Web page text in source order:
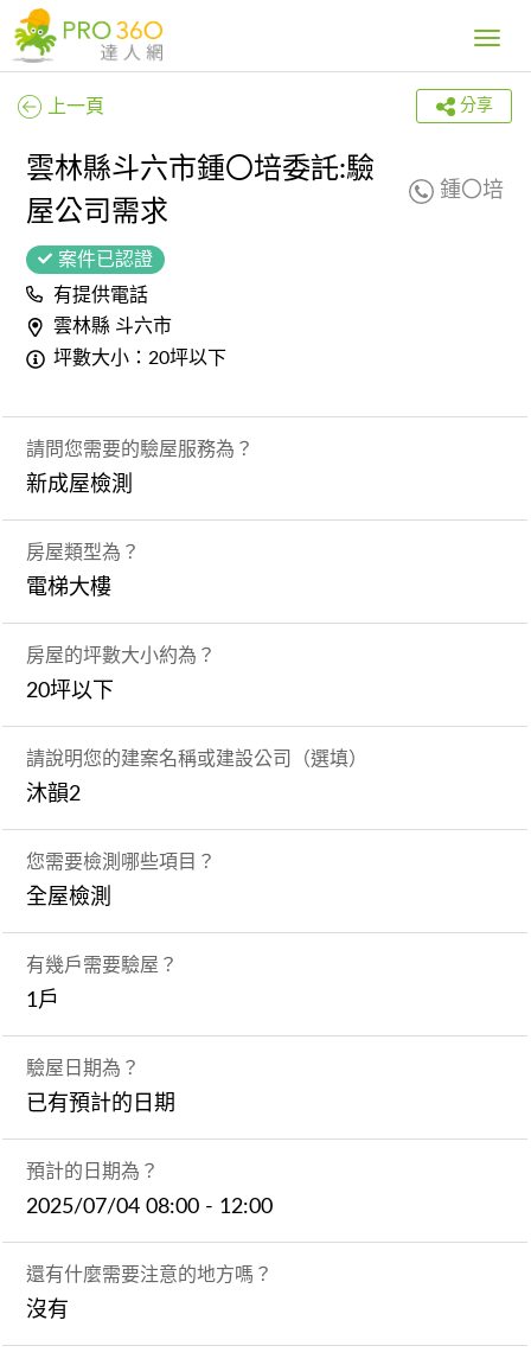
Toggle
上一頁 分享
雲林縣斗六市鍾〇培委託:驗
屋公司需求
鍾〇培
案件已認證
有提供電話
雲林縣 斗六市
坪數大小：20坪以下
請問您需要的驗屋服務為？
新成屋檢測
房屋類型為？
電梯大樓
房屋的坪數大小約為？
20坪以下
請說明您的建案名稱或建設公司（選填）
沐韻2
您需要檢測哪些項目？
全屋檢測
有幾戶需要驗屋？
1戶
驗屋日期為？
已有預計的日期
預計的日期為？
2025/07/04 08:00 - 12:00
還有什麼需要注意的地方嗎？
沒有